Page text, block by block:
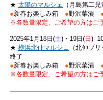
★ 太陽のマルシェ
（月島第二
●新春お楽しみ箱 ●野沢菜漬
※各数量限定、ご希望の方はご
2025年1月18日(土)・19日( 日 )
★ 横浜北仲マルシェ
（北仲ブ
終了
●新春お楽しみ箱 ●野沢菜漬
※各数量限定、ご希望の方はご